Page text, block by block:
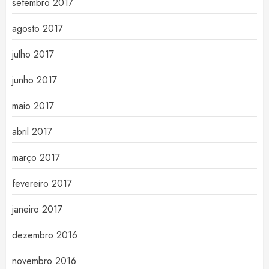
setembro 2017
agosto 2017
julho 2017
junho 2017
maio 2017
abril 2017
março 2017
fevereiro 2017
janeiro 2017
dezembro 2016
novembro 2016